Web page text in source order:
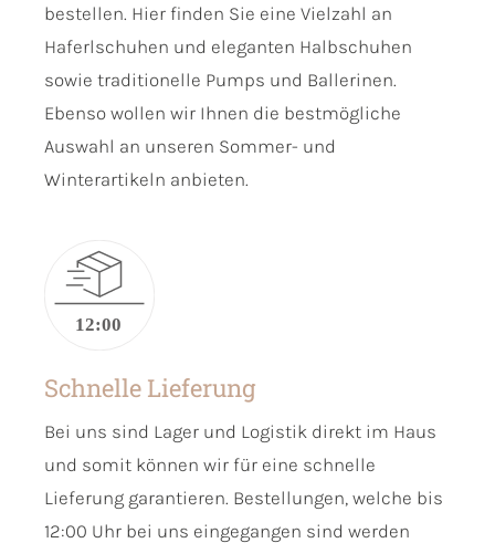
bestellen. Hier finden Sie eine Vielzahl an
Haferlschuhen und eleganten Halbschuhen
sowie traditionelle Pumps und Ballerinen.
Ebenso wollen wir Ihnen die bestmögliche
Auswahl an unseren Sommer- und
Winterartikeln anbieten.
Schnelle Lieferung
Bei uns sind Lager und Logistik direkt im Haus
und somit können wir für eine schnelle
Lieferung garantieren. Bestellungen, welche bis
12:00 Uhr bei uns eingegangen sind werden